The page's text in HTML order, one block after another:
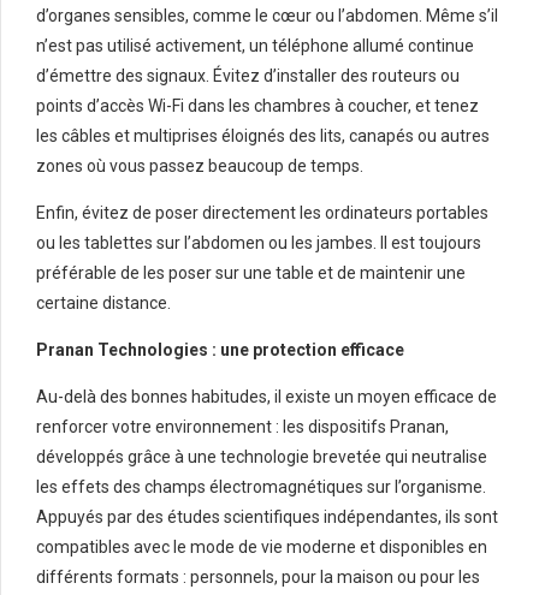
d’organes sensibles, comme le cœur ou l’abdomen. Même s’il
n’est pas utilisé activement, un téléphone allumé continue
d’émettre des signaux. Évitez d’installer des routeurs ou
points d’accès Wi-Fi dans les chambres à coucher, et tenez
les câbles et multiprises éloignés des lits, canapés ou autres
zones où vous passez beaucoup de temps.
Enfin, évitez de poser directement les ordinateurs portables
ou les tablettes sur l’abdomen ou les jambes. Il est toujours
préférable de les poser sur une table et de maintenir une
certaine distance.
Pranan Technologies : une protection efficace
Au-delà des bonnes habitudes, il existe un moyen efficace de
renforcer votre environnement : les dispositifs Pranan,
développés grâce à une technologie brevetée qui neutralise
les effets des champs électromagnétiques sur l’organisme.
Appuyés par des études scientifiques indépendantes, ils sont
compatibles avec le mode de vie moderne et disponibles en
différents formats : personnels, pour la maison ou pour les